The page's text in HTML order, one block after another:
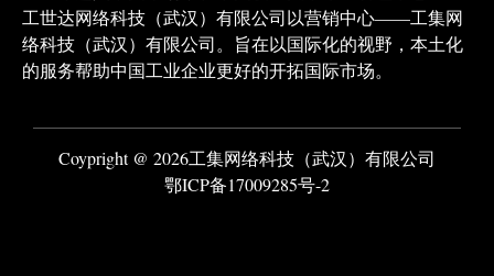
工世达网络科技（武汉）有限公司以营销中心——工集网
络科技（武汉）有限公司。旨在以国际化的视野，本土化
的服务帮助中国工业企业更好的开拓国际市场。
Coypright @ 2026工集网络科技（武汉）有限公司
鄂ICP备17009285号-2